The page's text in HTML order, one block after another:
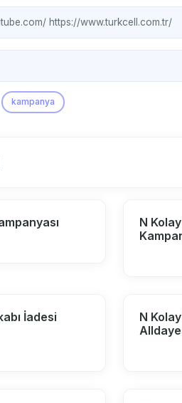
https://www.turkcell.com.tr/
kampanya
N
İadesi
N